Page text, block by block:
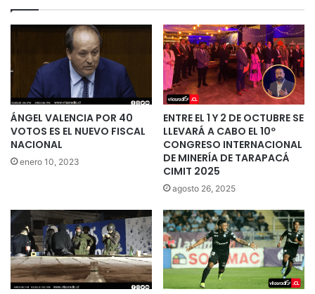
ÁNGEL VALENCIA POR 40
VOTOS ES EL NUEVO FISCAL
NACIONAL
enero 10, 2023
ENTRE EL 1 Y 2 DE OCTUBRE SE
LLEVARÁ A CABO EL 10º
CONGRESO INTERNACIONAL
DE MINERÍA DE TARAPACÁ
CIMIT 2025
agosto 26, 2025